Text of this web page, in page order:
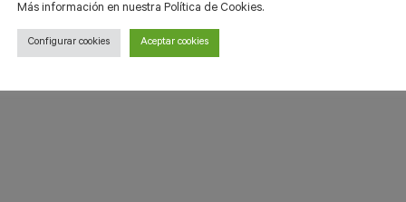
Más información en nuestra Política de Cookies.
Configurar cookies Aceptar cookies